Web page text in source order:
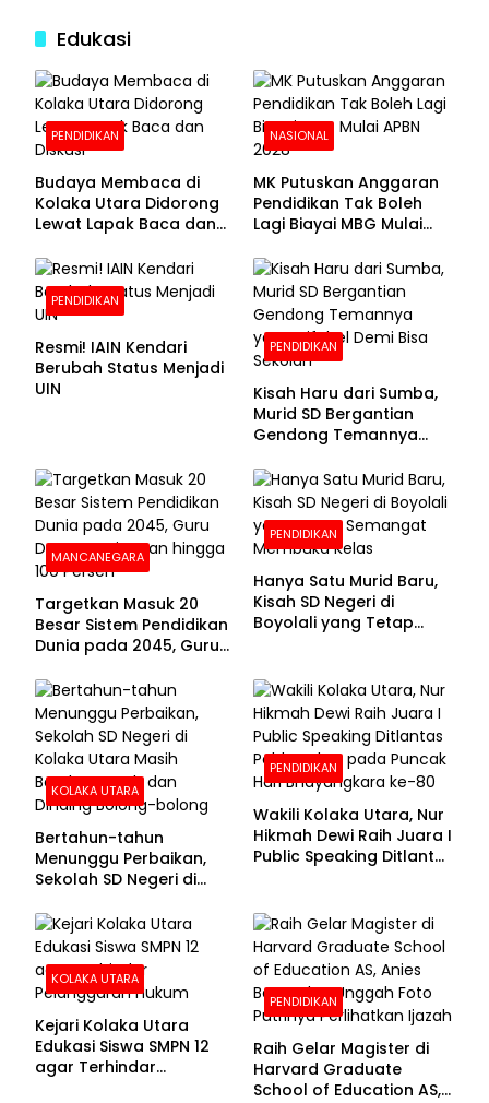
Edukasi
PENDIDIKAN
Budaya Membaca di
Kolaka Utara Didorong
Lewat Lapak Baca dan
NASIONAL
MK Putuskan Anggaran
Pendidikan Tak Boleh
Lagi Biayai MBG Mulai
PENDIDIKAN
Resmi! IAIN Kendari
Berubah Status Menjadi
UIN
PENDIDIKAN
Kisah Haru dari Sumba,
Murid SD Bergantian
Gendong Temannya
Sekolah
MANCANEGARA
Targetkan Masuk 20
Besar Sistem Pendidikan
Dunia pada 2045, Guru
100 Persen
PENDIDIKAN
Hanya Satu Murid Baru,
Kisah SD Negeri di
Boyolali yang Tetap
KOLAKA UTARA
Bertahun-tahun
Menunggu Perbaikan,
Sekolah SD Negeri di
Beralas Tanah dan
Dinding Bolong-bolong
PENDIDIKAN
Wakili Kolaka Utara, Nur
Hikmah Dewi Raih Juara I
Public Speaking Ditlantas
Bhayangkara ke-80
KOLAKA UTARA
Kejari Kolaka Utara
Edukasi Siswa SMPN 12
agar Terhindar
PENDIDIKAN
Raih Gelar Magister di
Harvard Graduate
School of Education AS,